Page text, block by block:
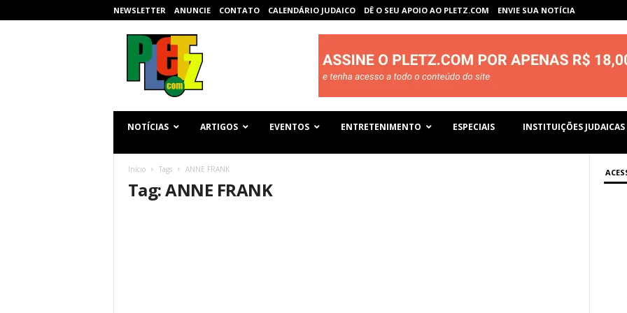
NEWSLETTER ANUNCIE CONTATO CALENDÁRIO JUDAICO DÊ O SEU APOIO AO PLETZ.COM ENVIE SUA NOTÍCIA
NOTÍCIAS ARTIGOS EVENTOS ENTRETENIMENTO ESPECIAIS INSTITUIÇÕES JUDAICAS
Início Tags ANNE FRANK
Tag: ANNE FRANK